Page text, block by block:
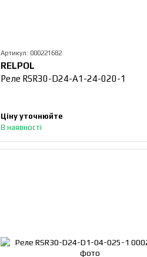
Артикул: 000221682
RELPOL
Реле RSR30-D24-A1-24-020-1
Ціну уточнюйте
В наявності